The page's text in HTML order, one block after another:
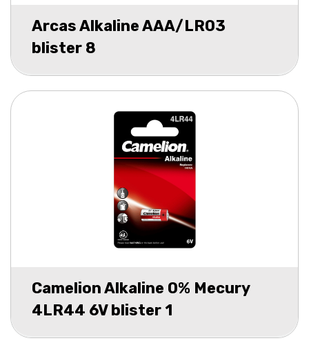
Arcas Alkaline AAA/LR03
blister 8
Camelion Alkaline 0% Mecury
4LR44 6V blister 1